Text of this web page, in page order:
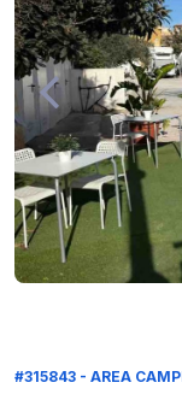
#315843 - AREA